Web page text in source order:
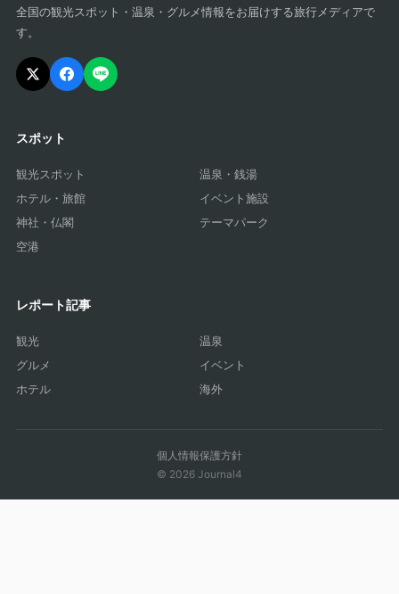
全国の観光スポット・温泉・グルメ情報をお届けする旅行メディアで
す。
スポット
観光スポット
温泉・銭湯
ホテル・旅館
イベント施設
神社・仏閣
テーマパーク
空港
レポート記事
観光
温泉
グルメ
イベント
ホテル
海外
個人情報保護方針
© 2026 Journal4